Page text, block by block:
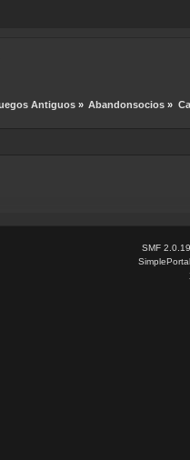
Antiguos» Abandonsocios »
SMF 2.0.19